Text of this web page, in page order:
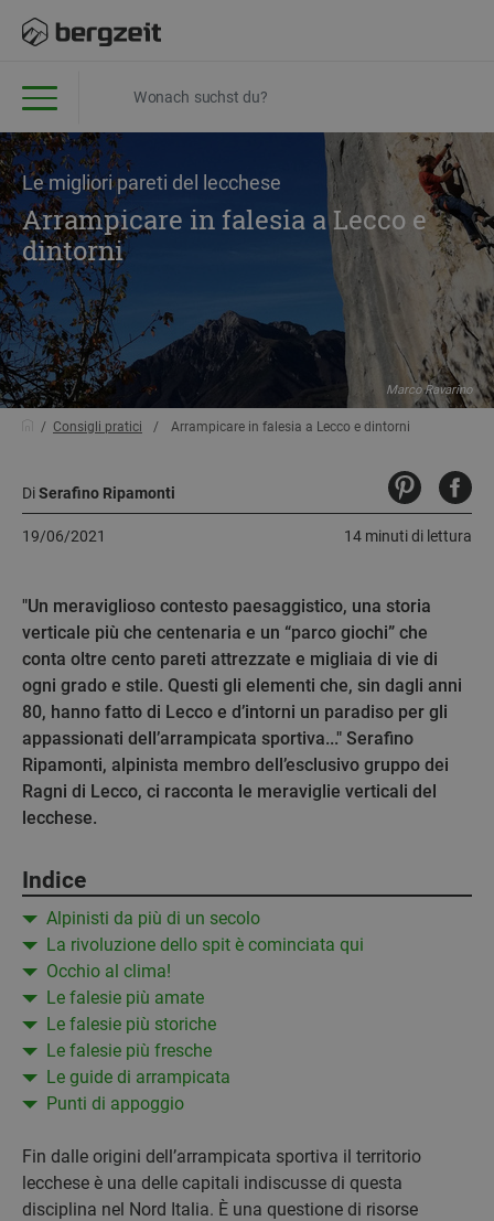
Le migliori pareti del lecchese
Arrampicare in falesia a Lecco e
dintorni
Marco Ravarino
Consigli pratici Arrampicare in falesia a Lecco e dintorni
DiSerafino Ripamonti
14 minuti di lettura
19/06/2021
"Un meraviglioso contesto paesaggistico, una storia
verticale più che centenaria e un “parco giochi” che
conta oltre cento pareti attrezzate e migliaia di vie di
ogni grado e stile. Questi gli elementi che, sin dagli anni
80, hanno fatto di Lecco e d’intorni un paradiso per gli
appassionati dell’arrampicata sportiva..." Serafino
Ripamonti, alpinista membro dell’esclusivo gruppo dei
Ragni di Lecco, ci racconta le meraviglie verticali del
lecchese.
Indice
Alpinisti da più di un secolo
La rivoluzione dello spit è cominciata qui
Occhio al clima!
Le falesie più amate
Le falesie più storiche
Le falesie più fresche
Le guide di arrampicata
Punti di appoggio
Fin dalle origini dell’arrampicata sportiva il territorio
lecchese è una delle capitali indiscusse di questa
disciplina nel Nord Italia. È una questione di risorse